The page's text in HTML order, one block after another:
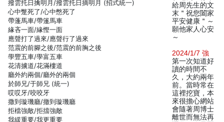
撥雲托日擒明月/撥雲托日摘明月 (招式統一)
心中蹩死了/心中憋死了
帶蓬馬車/帶篷馬車
緣吝一面/緣慳一面
應聲打了過來/應聲行了過來
范震的前腳之後/范震的前胸之後
學豐五車/學富五車
花清擄道/花滿樓道
廳外約兩個/廳外的兩個
於師兄/于師兄 (統一)
哎哎牙/咬咬牙
撒到璇璣廳/撤到璇璣廳
拒檔強敵/拒擋強敵
我緩重要/我更重要
給周先生的文
末＂祝您闔家
平安健康＂～
願他家人心安
～
2024/1/7 強
第一次知道好
讀的時間不
久，大約兩年
前。當時常在
這裡挖寶，本
來很擔心網站
會隨著周博士
離世而無法再